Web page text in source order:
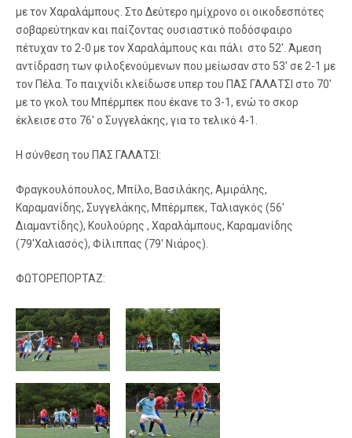
με τον Χαραλάμπους. Στο Δεύτερο ημίχρονο οι οικοδεσπότες
σοβαρεύτηκαν και παίζοντας ουσιαστικό ποδόσφαιρο
πέτυχαν το 2-0 με τον Χαραλάμπους και πάλι στο 52′. Άμεση
αντίδραση των φιλοξενούμενων που μείωσαν στο 53′ σε 2-1 με
τον Πέλα. Το παιχνίδι κλείδωσε υπερ του ΠΑΣ ΓΑΛΑΤΣΙ στο 70′
με το γκολ του Μπέρμπεκ που έκανε το 3-1, ενώ το σκορ
έκλεισε στο 76′ ο Συγγελάκης, για το τελικό 4-1.
Η σύνθεση του ΠΑΣ ΓΑΛΑΤΣΙ:
Φραγκουλόπουλος, Μπίλο, Βασιλάκης, Αμιράλης,
Καραμανίδης, Συγγελάκης, Μπέρμπεκ, Ταλιαγκός (56′
Διαμαντίδης), Κουλούρης , Χαραλάμπους, Καραμανίδης
(79′Χαλιασός), Φίλιππας (79′ Νιάρος).
ΦΩΤΟΡΕΠΟΡΤΑΖ: